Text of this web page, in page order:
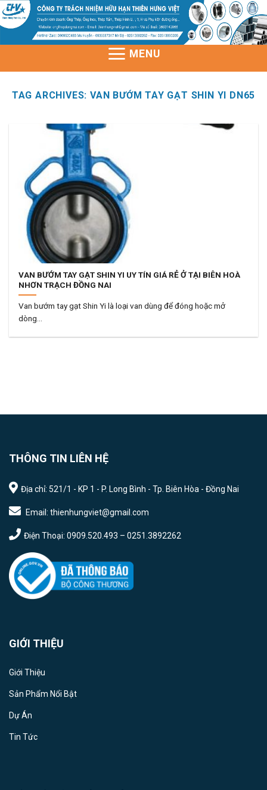
Skip
to
MENU
TAG ARCHIVES: VAN BƯỚM TAY GẠT SHIN YI DN65
VAN BƯỚM TAY GẠT SHIN YI UY TÍN GIÁ RẺ Ở TẠI BIÊN HOÀ
NHƠN TRẠCH ĐỒNG NAI
Van bướm tay gạt Shin Yi là loại van dùng để đóng hoặc mở
dòng...
THÔNG TIN LIÊN HỆ
Địa chỉ: 521/1 - KP 1 - P. Long Bình - Tp. Biên Hòa - Đồng Nai
Email: thienhungviet@gmail.com
Điện Thoại: 0909.520.493 – 0251.3892262
GIỚI THIỆU
Giới Thiệu
Sản Phẩm Nổi Bật
Dự Án
Tin Tức